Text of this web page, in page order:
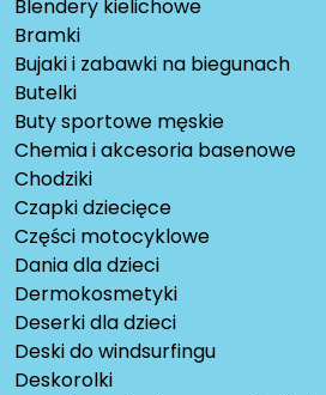
Blendery kielichowe
Bramki
Bujaki i zabawki na biegunach
Butelki
Buty sportowe męskie
Chemia i akcesoria basenowe
Chodziki
Czapki dziecięce
Części motocyklowe
Dania dla dzieci
Dermokosmetyki
Deserki dla dzieci
Deski do windsurfingu
Deskorolki